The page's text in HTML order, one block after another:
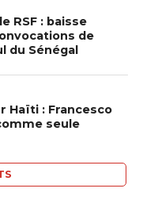
RSF : baisse
de
du Sénégal
Haïti : Francesco
seule